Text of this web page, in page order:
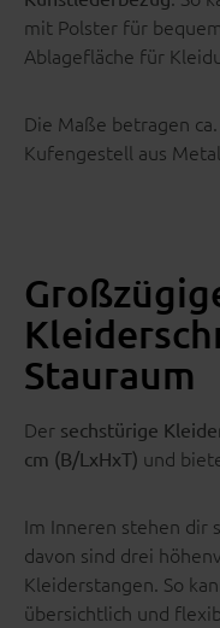
mit Polster für
Ablagefläche für
Die Maße betragen ca.
Kufengestell aus
Stauraum
Der sechstürige
cm (B/LxHxT) und
Im Inneren stehen dir
davon sind drei
Kleiderstangen. So
übersichtlich und